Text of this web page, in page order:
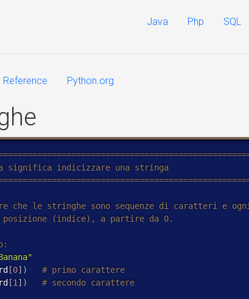
Java Php SQL
Reference Python.org
# 1. Cosa significa indicizzare una stringa
[0] )
# primo carattere
[1 ] ) # secondo carattere